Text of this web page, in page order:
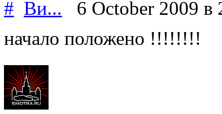
# Ви... 6 October 2009 в
начало положено !!!!!!!!